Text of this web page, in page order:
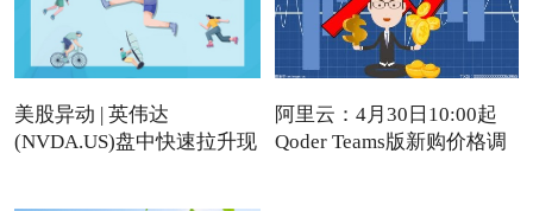
美股异动 | 英伟达
(NVDA.US)盘中快速拉升现
阿里云：4月30日10:00起
Qoder Teams版新购价格调